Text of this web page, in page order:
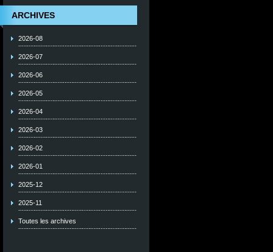
ARCHIVES
2026-08
2026-07
2026-06
2026-05
2026-04
2026-03
2026-02
2026-01
2025-12
2025-11
Toutes les archives